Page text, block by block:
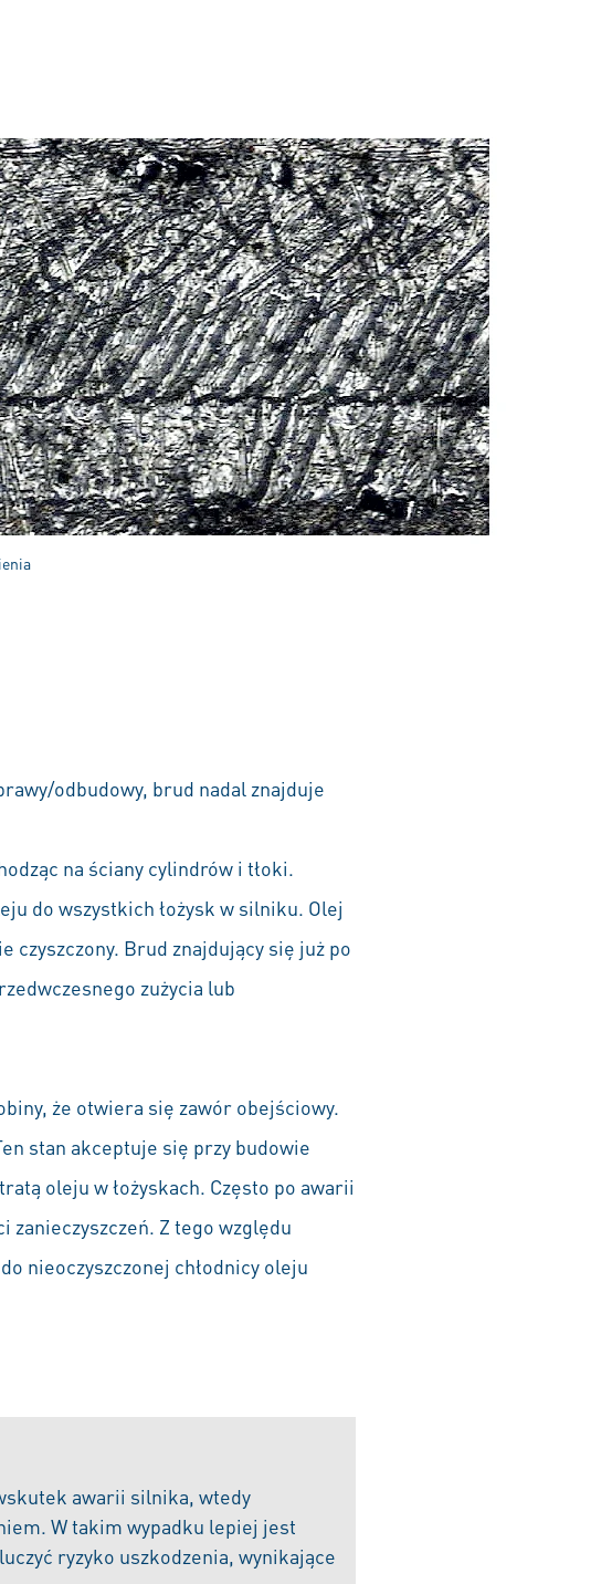
odbudowy, brud nadal znajduje
na ściany cylindrów i tłoki.
do wszystkich łożysk w silniku. Olej
Brud znajdujący się już po
zużycia lub
że otwiera się zawór obejściowy.
stan akceptuje się przy budowie
oleju w łożyskach. Często po awarii
zanieczyszczeń. Z tego względu
nieoczyszczonej chłodnicy oleju
awarii silnika, wtedy
W takim wypadku lepiej jest
ryzyko uszkodzenia, wynikające